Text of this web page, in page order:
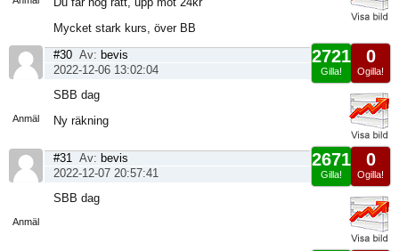
Mycket stark kurs, över BB
Anmäl
0
Ogilla!
2721
Gilla!
#30 Av: bevis
2022-12-06 13:02:04
SBB dag
Ny räkning
Anmäl
0
Ogilla!
2671
Gilla!
#31 Av: bevis
2022-12-07 20:57:41
SBB dag